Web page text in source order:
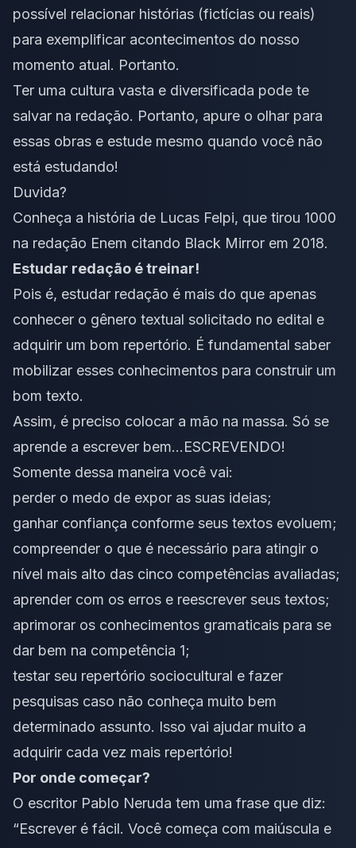
possível relacionar histórias (fictícias ou reais)
para exemplificar acontecimentos do nosso
momento atual. Portanto.
Ter uma cultura vasta e diversificada pode te
salvar na redação. Portanto, apure o olhar para
essas obras e estude mesmo quando você não
está estudando!
Duvida?
Conheça a história de Lucas Felpi, que tirou 1000
na redação Enem citando Black Mirror em 2018.
Estudar redação é treinar!
Pois é, estudar redação é mais do que apenas
conhecer o gênero textual solicitado no edital e
adquirir um bom repertório. É fundamental saber
mobilizar esses conhecimentos para construir um
bom texto.
Assim, é preciso colocar a mão na massa. Só se
aprende a escrever bem…ESCREVENDO!
Somente dessa maneira você vai:
perder o medo de expor as suas ideias;
ganhar confiança conforme seus textos evoluem;
compreender o que é necessário para atingir o
nível mais alto das cinco competências avaliadas;
aprender com os erros e reescrever seus textos;
aprimorar os conhecimentos gramaticais para se
dar bem na competência 1;
testar seu repertório sociocultural e fazer
pesquisas caso não conheça muito bem
determinado assunto. Isso vai ajudar muito a
adquirir cada vez mais repertório!
Por onde começar?
O escritor Pablo Neruda tem uma frase que diz:
“Escrever é fácil. Você começa com maiúscula e